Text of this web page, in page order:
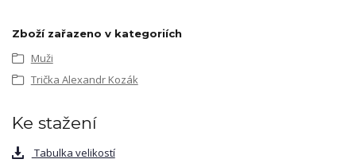
Zboží zařazeno v kategoriích
Muži
Trička Alexandr Kozák
Ke stažení
Tabulka velikostí